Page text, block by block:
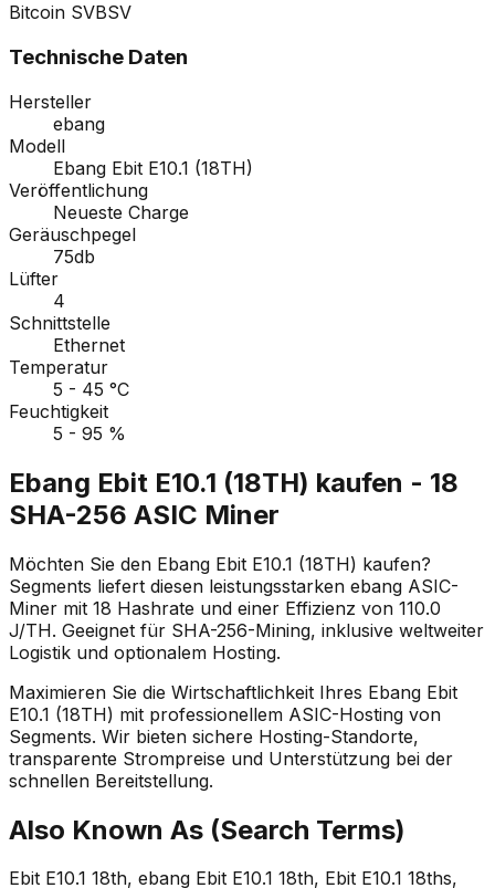
Bitcoin SVBSV
Technische Daten
Hersteller
ebang
Modell
Ebang Ebit E10.1 (18TH)
Veröffentlichung
Neueste Charge
Geräuschpegel
75db
Lüfter
4
Schnittstelle
Ethernet
Temperatur
5 - 45 °C
Feuchtigkeit
5 - 95 %
Ebang Ebit E10.1 (18TH) kaufen - 18
SHA-256 ASIC Miner
Möchten Sie den Ebang Ebit E10.1 (18TH) kaufen?
Segments liefert diesen leistungsstarken ebang ASIC-
Miner mit 18 Hashrate und einer Effizienz von 110.0
J/TH. Geeignet für SHA-256-Mining, inklusive weltweiter
Logistik und optionalem Hosting.
Maximieren Sie die Wirtschaftlichkeit Ihres Ebang Ebit
E10.1 (18TH) mit professionellem ASIC-Hosting von
Segments. Wir bieten sichere Hosting-Standorte,
transparente Strompreise und Unterstützung bei der
schnellen Bereitstellung.
Also Known As (Search Terms)
Ebit E10.1 18th, ebang Ebit E10.1 18th, Ebit E10.1 18ths,